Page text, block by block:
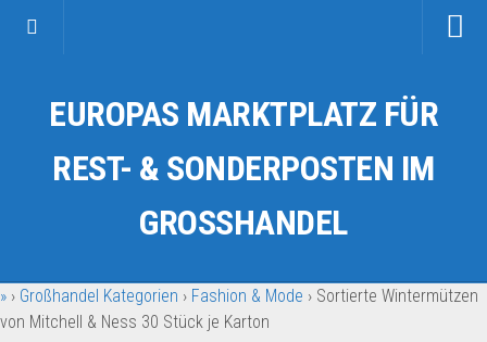
Kategorien
Auto & Motorrad
Fahrzeuge & Transport
Garten & Werkzeug
Geschäft, Büro & Schreibwaren
EUROPAS MARKTPLATZ FÜR
REST- & SONDERPOSTEN IM
GROSSHANDEL
» › Großhandel Kategorien › Fashion & Mode › Sortierte Wintermützen
von Mitchell & Ness 30 Stück je Karton